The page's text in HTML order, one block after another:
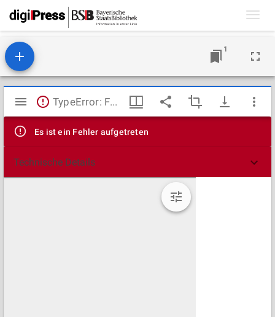
1
Mirador
Viewer
TypeError: Failed to fetch
Es ist ein Fehler aufgetreten
Technische Details